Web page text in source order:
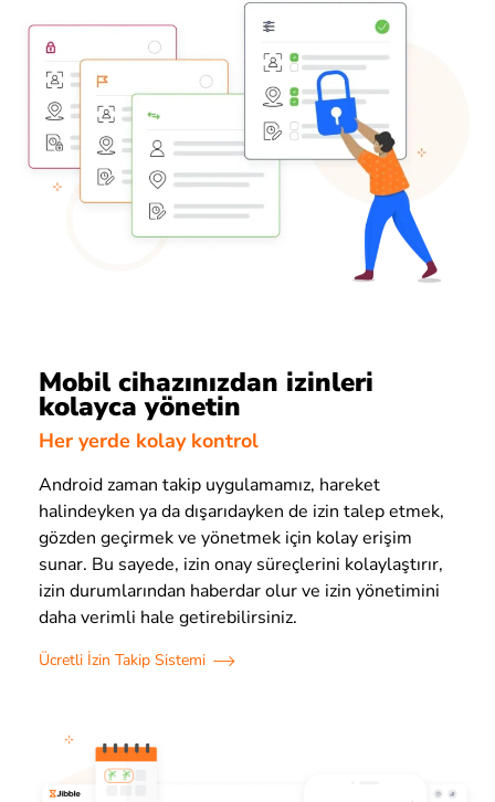
Mobil cihazınızdan izinleri
kolayca yönetin
Her yerde kolay kontrol
Android zaman takip uygulamamız, hareket
halindeyken ya da dışarıdayken de izin talep etmek,
gözden geçirmek ve yönetmek için kolay erişim
sunar. Bu sayede, izin onay süreçlerini kolaylaştırır,
izin durumlarından haberdar olur ve izin yönetimini
daha verimli hale getirebilirsiniz.
Ücretli İzin Takip Sistemi